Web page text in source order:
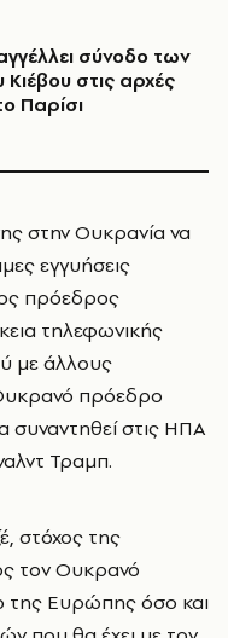
σύνοδο των
στις αρχές
Παρίσι
στην Ουκρανία να
εγγυήσεις
πρόεδρος
τηλεφωνικής
με άλλους
πρόεδρο
συναντηθεί στις ΗΠΑ
Τραμπ.
στόχος της
τον Ουκρανό
της Ευρώπης όσο και